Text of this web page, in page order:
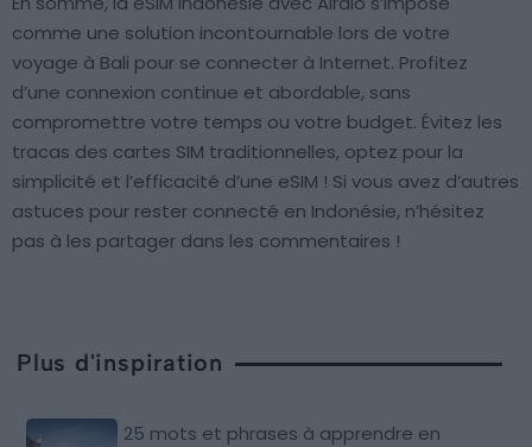
comme une solution incontournable lors de votre
voyage à Bali pour se connecter à Internet. Profitez
d’une connexion continue et abordable, sans
compromettre votre temps ou votre budget. Évitez les
tracas des cartes SIM traditionnelles, optez pour la
simplicité et l’efficacité d’une eSIM ! Si vous avez d’autres
astuces pour rester connecté en Indonésie, n’hésitez
pas à les partager dans les commentaires !
Plus d'inspiration
25 mots et phrases à apprendre en